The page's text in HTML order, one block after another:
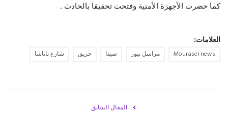
كما حضرت الأجهزة الأمنية وفتحت تحقيقا بالحادث .
العلامات:
Mourasel news مراسل نيوز صيدا حريق شارع ناتاشا
المقال السابق